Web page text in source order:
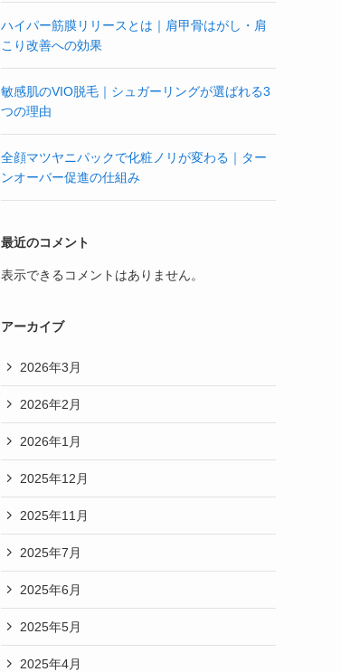
ハイパー筋膜リリースとは｜肩甲骨はがし・肩
こり改善への効果
敏感肌のVIO脱毛｜シュガーリングが選ばれる3
つの理由
全顔マツヤニパックで化粧ノリが変わる｜ター
ンオーバー促進の仕組み
最近のコメント
表示できるコメントはありません。
アーカイブ
2026年3月
2026年2月
2026年1月
2025年12月
2025年11月
2025年7月
2025年6月
2025年5月
2025年4月